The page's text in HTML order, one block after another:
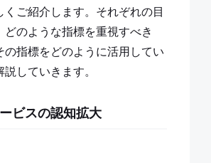
くご紹介します。それぞれの目
どのような指標を重視すべき
の指標をどのように活用してい
していきます。
ビスの認知拡大